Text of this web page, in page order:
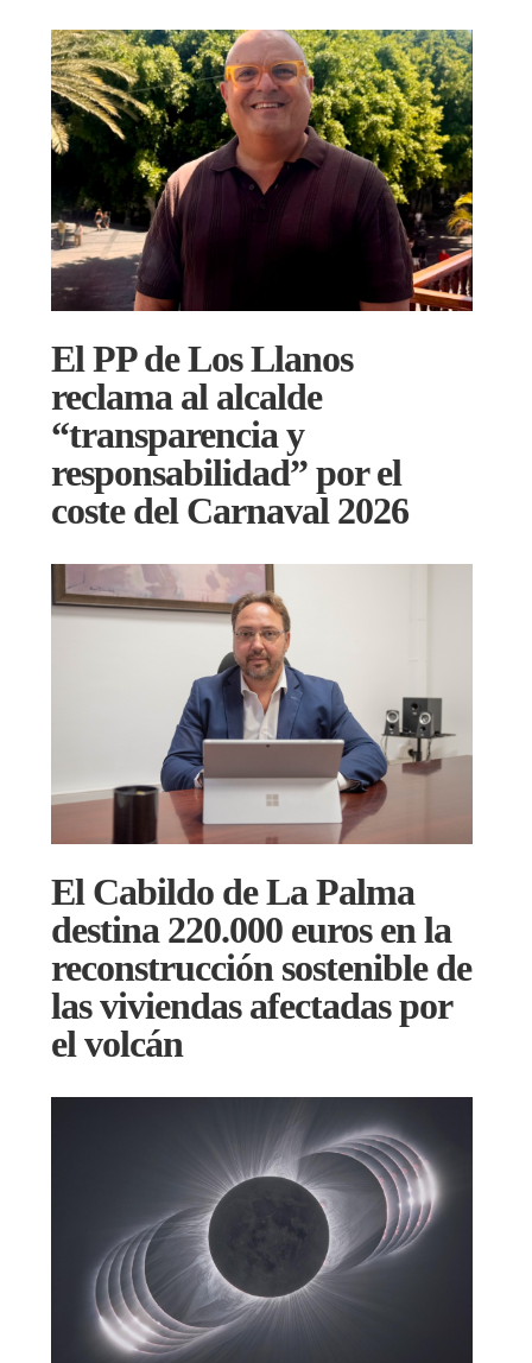
El PP de Los Llanos
reclama al alcalde
“transparencia y
responsabilidad” por el
coste del Carnaval 2026
El Cabildo de La Palma
destina 220.000 euros en la
reconstrucción sostenible de
las viviendas afectadas por
el volcán